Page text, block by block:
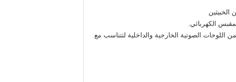
الصوتية الخارجية والداخلية لتتناسب مع